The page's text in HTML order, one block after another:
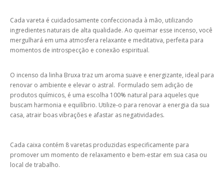
Cada vareta é cuidadosamente confeccionada à mão, utilizando
ingredientes naturais de alta qualidade. Ao queimar esse incenso, você
mergulhará em uma atmosfera relaxante e meditativa, perfeita para
momentos de introspecção e conexão espiritual.
O incenso da linha Bruxa traz um aroma suave e energizante, ideal para
renovar o ambiente e elevar o astral. Formulado sem adição de
produtos químicos, é uma escolha 100% natural para aqueles que
buscam harmonia e equilíbrio. Utilize-o para renovar a energia da sua
casa, atrair boas vibrações e afastar as negatividades.
Cada caixa contém 8 varetas produzidas especificamente para
promover um momento de relaxamento e bem-estar em sua casa ou
local de trabalho.